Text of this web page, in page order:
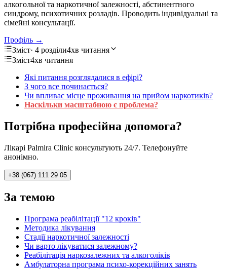
алкогольної та наркотичної залежності, абстинентного
синдрому, психотичних розладів. Проводить індивідуальні та
сімейні консультації.
Профіль →
Зміст· 4 розділи4хв читання
Зміст4хв читання
Які питання розглядалися в ефірі?
З чого все починається?
Чи впливає місце проживання на прийом наркотиків?
Наскільки масштабною є проблема?
Потрібна професійна допомога?
Лікарі Palmira Clinic консультують 24/7. Телефонуйте
анонімно.
+38 (067) 111 29 05
За темою
Програма реабілітації "12 кроків"
Методика лікування
Стадії наркотичної залежності
Чи варто лікуватися залежному?
Реабілітація наркозалежних та алкоголіків
Амбулаторна програма психо-корекційних занять